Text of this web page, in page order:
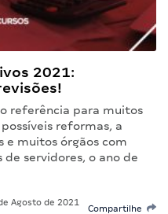
2021:
referência para muitos
reformas, a
e muitos órgãos com
de servidores, o ano de
Agosto de 2021
Compartilhe